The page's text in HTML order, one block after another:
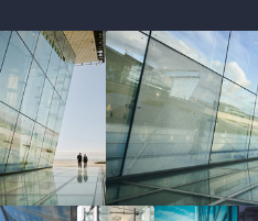
photo photo